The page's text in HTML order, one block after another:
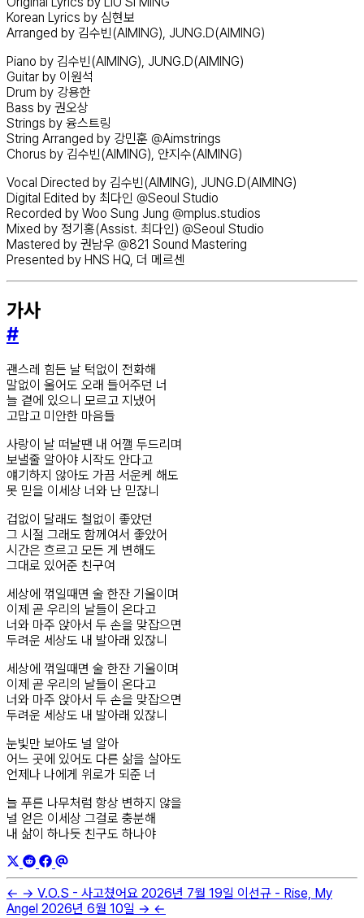
Korean Lyrics by 심현보
Arranged by 김수빈(AIMING), JUNG.D(AIMING)
Piano by 김수빈(AIMING), JUNG.D(AIMING)
Guitar by 이원석
Drum by 강용한
Bass by 권오상
Strings by 융스트링
String Arranged by 강민훈 @Aimstrings
Chorus by 김수빈(AIMING), 안지수(AIMING)
Vocal Directed by 김수빈(AIMING), JUNG.D(AIMING)
Digital Edited by 최다인 @Seoul Studio
Recorded by Woo Sung Jung @mplus.studios
Mixed by 정기홍(Assist. 최다인) @Seoul Studio
Mastered by 권남우 @821 Sound Mastering
Presented by HNS HQ, 더 메르센
가사
#
괜스레 힘든 날 턱없이 전화해
말없이 울어도 오래 들어주던 너
늘 곁에 있으니 모르고 지냈어
고맙고 미안한 마음들
사랑이 날 떠날땐 내 어깰 두드리며
보낼줄 알아야 시작도 안다고
얘기하지 않아도 가끔 서운케 해도
못 믿을 이세상 너와 난 믿잖니
겁없이 달래도 철없이 좋았던
그 시절 그래도 함께여서 좋았어
시간은 흐르고 모든 게 변해도
그대로 있어준 친구여
세상에 꺾일때면 술 한잔 기울이며
이제 곧 우리의 날들이 온다고
너와 마주 앉아서 두 손을 맞잡으면
두려운 세상도 내 발아래 있잖니
세상에 꺾일때면 술 한잔 기울이며
이제 곧 우리의 날들이 온다고
너와 마주 앉아서 두 손을 맞잡으면
두려운 세상도 내 발아래 있잖니
눈빛만 보아도 널 알아
어느 곳에 있어도 다른 삶을 살아도
언제나 나에게 위로가 되준 너
늘 푸른 나무처럼 항상 변하지 않을
널 얻은 이세상 그걸로 충분해
내 삶이 하나듯 친구도 하나야
← → V.O.S - 사고쳤어요 2026년 7월 19일 이선규 - Rise, My
Angel 2026년 6월 10일 → ←